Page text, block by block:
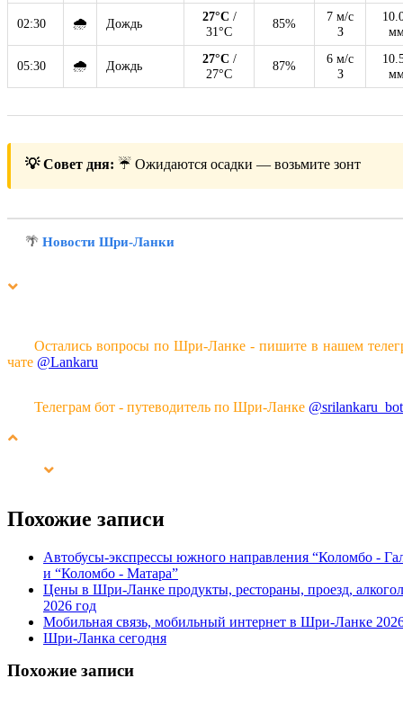
02:30 🌧 Дождь 27°C /
31°C
85%
7 м/с
З
05:30 🌧 Дождь 27°C /
27°C
87%
6 м/с
З
💡 Совет дня: ☔ Ожидаются осадки — возьмите зонт
🌴 Новости Шри-Ланки
Остались вопросы по Шри-Ланке - пишите в нашем
чате @Lankaru
Телеграм бот - путеводитель по Шри-Ланке @srilankaru_bot
Похожие записи
Автобусы-экспрессы южного направления “Коломбо -
и “Коломбо - Матара”
Цены в Шри-Ланке продукты, рестораны, проезд,
2026 год
Мобильная связь, мобильный интернет в Шри-Ланке
Шри-Ланка сегодня
Похожие записи